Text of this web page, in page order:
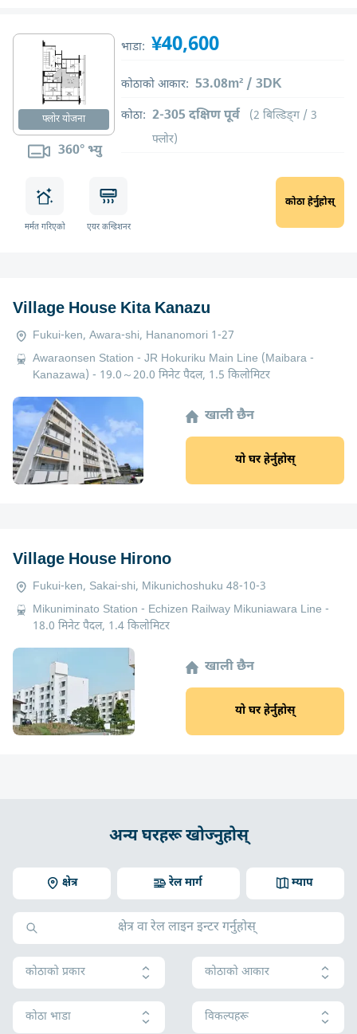
फ्लोर योजना
360° भ्यु
भाडा: ¥40,600
कोठाको आकार: 53.08m² / 3DK
कोठा: 2-305 दक्षिण पूर्व
(2 बिल्डिङ्ग / 3
फ्लोर)
मर्मत गरिएको एयर कन्डिशनर
कोठा हेर्नुहोस्
Village House Kita Kanazu
Fukui-ken, Awara-shi, Hananomori 1-27
Awaraonsen Station - JR Hokuriku Main Line (Maibara -
Kanazawa) - 19.0～20.0 मिनेट पैदल, 1.5 किलोमिटर
खाली छैन
यो घर हेर्नुहोस्
Village House Hirono
Fukui-ken, Sakai-shi, Mikunichoshuku 48-10-3
Mikuniminato Station - Echizen Railway Mikuniawara Line -
18.0 मिनेट पैदल, 1.4 किलोमिटर
खाली छैन
यो घर हेर्नुहोस्
अन्य घरहरू खोज्नुहोस्
क्षेत्र म्याप
रेल मार्ग
कोठाको प्रकार कोठाको आकार
कोठा भाडा विकल्पहरू